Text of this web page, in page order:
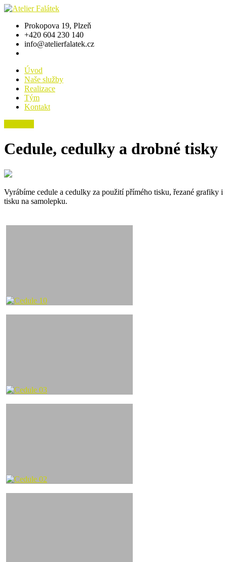
Prokopova 19, Plzeň
+420 604 230 140
info@atelierfalatek.cz
Úvod
Naše služby
Realizace
Tým
Kontakt
Cedule, cedulky a drobné tisky
Vyrábíme cedule a cedulky za použití přímého tisku, řezané grafiky i
tisku na samolepku.